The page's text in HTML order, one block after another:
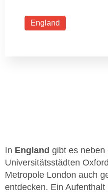
England
In England gibt es neben
Universitätsstädten
Metropole London auch
entdecken. Ein